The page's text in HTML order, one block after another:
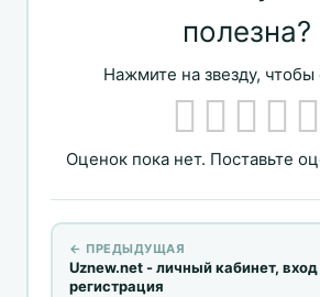
полезна?
Нажмите на звезду, чтобы
Оценок пока нет. Поставьте
← ПРЕДЫДУЩАЯ
Uznew.net - личный кабинет, вход
регистрация